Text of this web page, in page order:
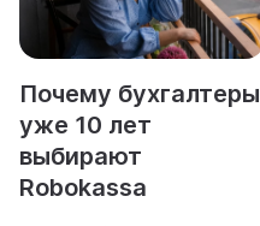
Почему бухгалтеры
уже 10 лет
выбирают
Robokassa